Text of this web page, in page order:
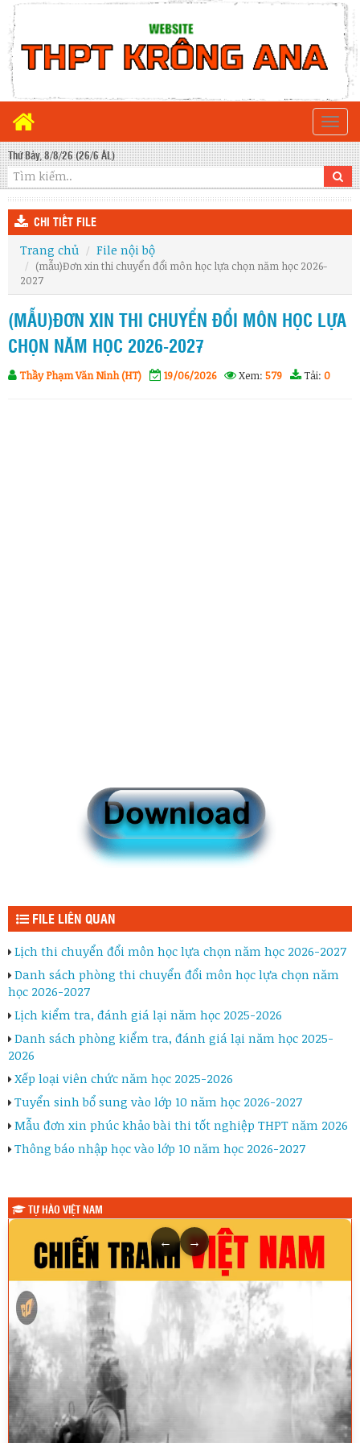
Thứ Bảy, 8/8/26 (26/6 ÂL)
CHI TIẾT FILE
Trang chủ File nội bộ
(mẫu)Đơn xin thi chuyển đổi môn học lựa chọn năm học 2026-
2027
(MẪU)ĐƠN XIN THI CHUYỂN ĐỔI MÔN HỌC LỰA
CHỌN NĂM HỌC 2026-2027
Thầy Phạm Văn Ninh (HT) 19/06/2026 Xem: 579 Tải: 0
FILE LIÊN QUAN
Lịch thi chuyển đổi môn học lựa chọn năm học 2026-2027
Danh sách phòng thi chuyển đổi môn học lựa chọn năm
học 2026-2027
Lịch kiểm tra, đánh giá lại năm học 2025-2026
Danh sách phòng kiểm tra, đánh giá lại năm học 2025-
2026
Xếp loại viên chức năm học 2025-2026
Tuyển sinh bổ sung vào lớp 10 năm học 2026-2027
Mẫu đơn xin phúc khảo bài thi tốt nghiệp THPT năm 2026
Thông báo nhập học vào lớp 10 năm học 2026-2027
TỰ HÀO VIỆT NAM
← →